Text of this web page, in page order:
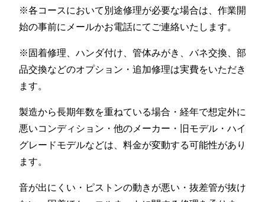
※各コースにおいて別途修理が必要な場合は、作業開
始の事前にメールかお電話にてご連絡いたします。
※固着修理、ハンダ付け、管体みがき、バネ交換、部
品交換などのオプション・追加修理は実費をいただき
ます。
製造から長期年数を重ねている場合・経年で想定外に
悪いコンディション・他のメーカー・旧モデル・ハイ
グレードモデルなどは、料金が変動する可能性があり
ます。
音が出にくい・ピストンの動きが悪い・抜差管が抜け